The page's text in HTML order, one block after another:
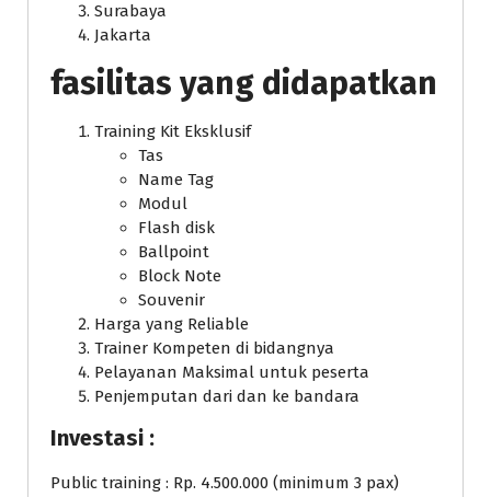
Surabaya
Jakarta
fasilitas yang didapatkan
Training Kit Eksklusif
Tas
Name Tag
Modul
Flash disk
Ballpoint
Block Note
Souvenir
Harga yang Reliable
Trainer Kompeten di bidangnya
Pelayanan Maksimal untuk peserta
Penjemputan dari dan ke bandara
Investasi :
Public training : Rp. 4.500.000 (minimum 3 pax)